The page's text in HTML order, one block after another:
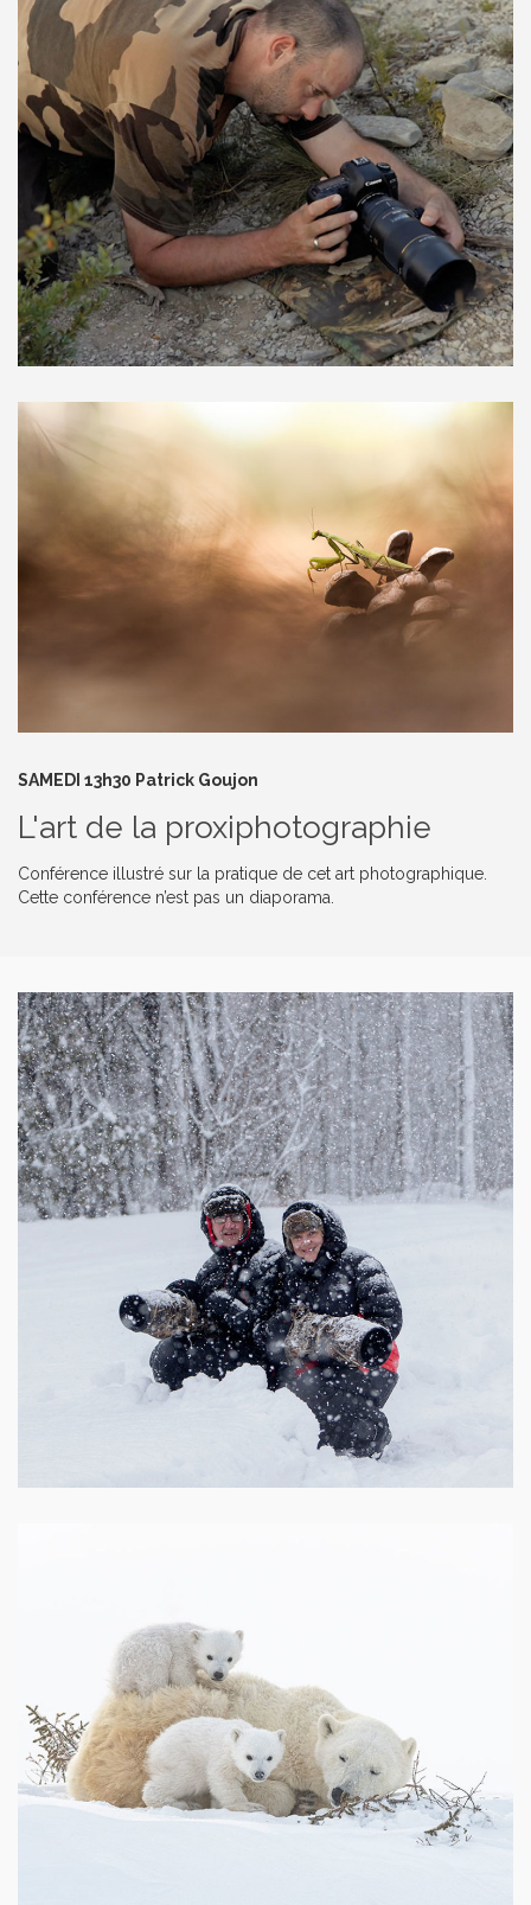
SAMEDI 13h30 Patrick Goujon
L'art de la proxiphotographie
Conférence illustré sur la pratique de cet art photographique.
Cette conférence n’est pas un diaporama.